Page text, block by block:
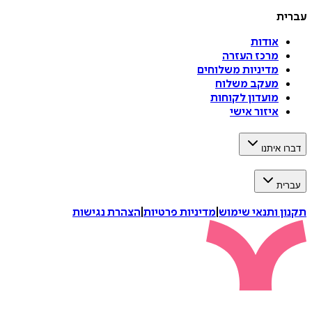
עברית
אודות
מרכז העזרה
מדיניות משלוחים
מעקב משלוח
מועדון לקוחות
איזור אישי
דברו איתנו
עברית
תקנון ותנאי שימוש מדיניות פרטיות הצהרת נגישות